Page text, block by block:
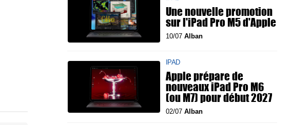
Une nouvelle promotion
sur l'iPad Pro M5 d'Apple
10/07 Alban
IPAD
Apple prépare de
nouveaux iPad Pro M6
(ou M7) pour début 2027
02/07 Alban